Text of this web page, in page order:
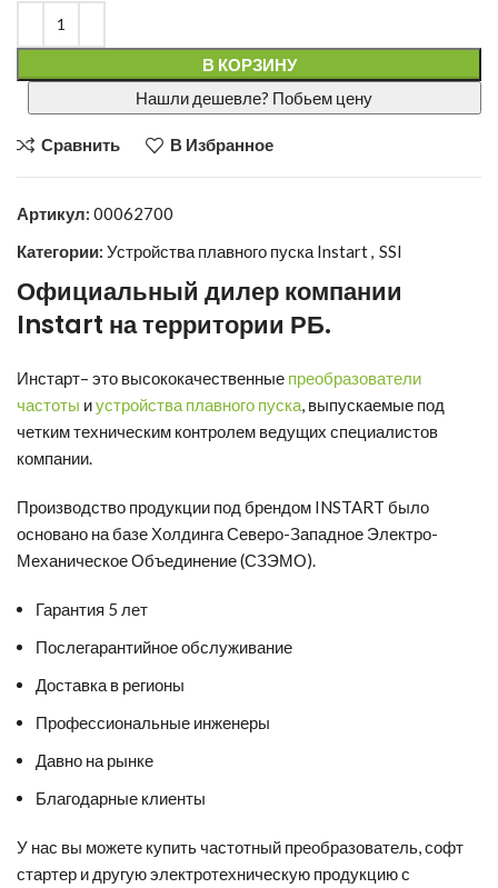
В КОРЗИНУ
Нашли дешевле? Побьем цену
Сравнить В Избранное
Артикул: 00062700
Категории: Устройства плавного пуска Instart, SSI
Официальный дилер компании
Instart на территории РБ.
Инстарт– это высококачественные преобразователи
частоты иустройства плавного пуска, выпускаемые под
четким техническим контролем ведущих специалистов
компании.
Производство продукции под брендом INSTART было
основано на базе Холдинга Северо-Западное Электро-
Механическое Объединение (СЗЭМО).
Гарантия 5 лет
Послегарантийное обслуживание
Доставка в регионы
Профессиональные инженеры
Давно на рынке
Благодарные клиенты
У нас вы можете купить частотный преобразователь,софт
стартер и другую электротехническую продукцию с